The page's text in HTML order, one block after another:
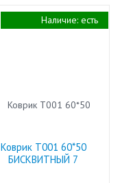
Коврик Т001 60*50
БИСКВИТНЫЙ 7
Наличие: есть